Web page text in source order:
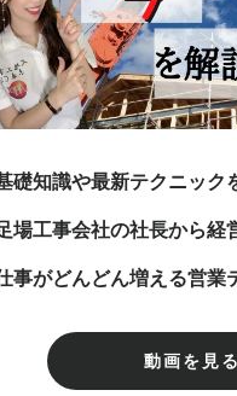
礎知識や最新テクニック
場工事会社の社長から経
事がどんどん増える営業
動画を見る